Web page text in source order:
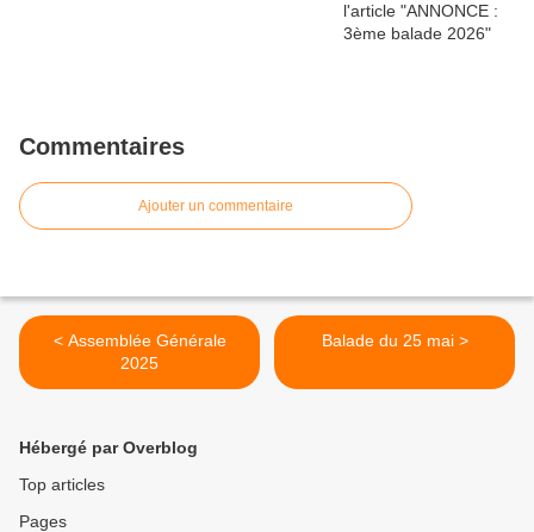
Commentaires
Ajouter un commentaire
< Assemblée Générale
2025
Balade du 25 mai >
Hébergé par Overblog
Top articles
Pages